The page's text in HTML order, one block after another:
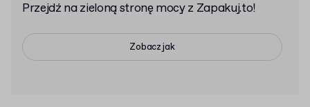
Przejdź na zieloną stronę mocy z Zapakuj.to!
Zobacz jak